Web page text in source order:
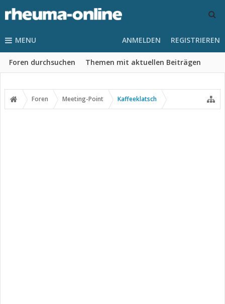
MENU
Foren durchsuchen Themen mit aktuellen Beiträgen
ANMELDEN REGISTRIEREN
Foren Meeting-Point Kaffeeklatsch